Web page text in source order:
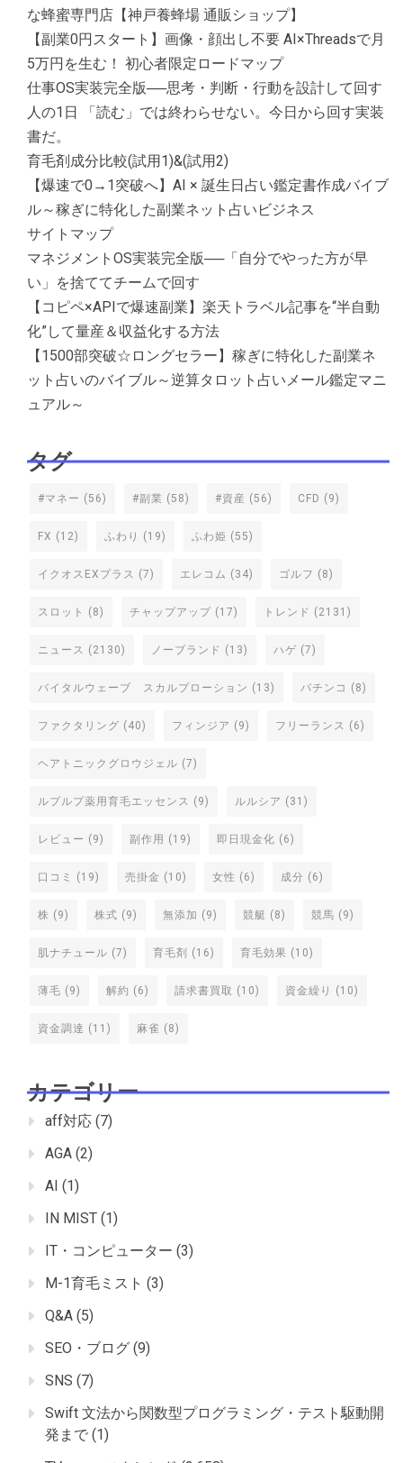
な蜂蜜専門店【神戸養蜂場 通販ショップ】
【副業0円スタート】画像・顔出し不要 AI×Threadsで月
5万円を生む！ 初心者限定ロードマップ
仕事OS実装完全版──思考・判断・行動を設計して回す
人の1日 「読む」では終わらせない。今日から回す実装
書だ。
育毛剤成分比較(試用1)&(試用2)
【爆速で0→1突破へ】AI × 誕生日占い鑑定書作成バイブ
ル～稼ぎに特化した副業ネット占いビジネス
サイトマップ
マネジメントOS実装完全版──「自分でやった方が早
い」を捨ててチームで回す
【コピペ×APIで爆速副業】楽天トラベル記事を“半自動
化”して量産＆収益化する方法
【1500部突破☆ロングセラー】稼ぎに特化した副業ネ
ット占いのバイブル～逆算タロット占いメール鑑定マニ
ュアル～
タグ
#マネー (56) #副業 (58) #資産 (56) CFD (9)
FX (12) ふわり (19) ふわ姫 (55)
イクオスEXプラス (7) エレコム (34) ゴルフ (8)
スロット (8) チャップアップ (17) トレンド (2131)
ニュース (2130) ノーブランド (13) ハゲ (7)
バイタルウェーブ スカルプローション (13) パチンコ (8)
ファクタリング (40) フィンジア (9) フリーランス (6)
ヘアトニックグロウジェル (7)
ルプルプ薬用育毛エッセンス (9) ルルシア (31)
レビュー (9) 副作用 (19) 即日現金化 (6)
口コミ (19) 売掛金 (10) 女性 (6) 成分 (6)
株 (9) 株式 (9) 無添加 (9) 競艇 (8) 競馬 (9)
肌ナチュール (7) 育毛剤 (16) 育毛効果 (10)
薄毛 (9) 解約 (6) 請求書買取 (10) 資金繰り (10)
資金調達 (11) 麻雀 (8)
カテゴリー
aff対応 (7)
AGA (2)
AI (1)
IN MIST (1)
IT・コンピューター (3)
M-1育毛ミスト (3)
Q&A (5)
SEO・ブログ (9)
SNS (7)
Swift 文法から関数型プログラミング・テスト駆動開
発まで (1)